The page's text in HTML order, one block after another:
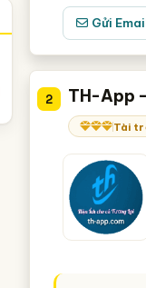
Gửi
2 TH-App -
Tài